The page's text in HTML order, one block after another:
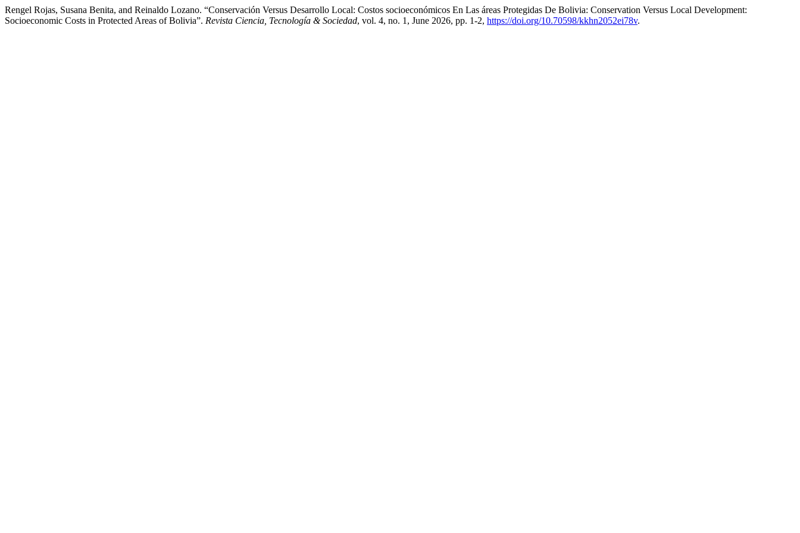
Rengel Rojas, Susana Benita, and Reinaldo Lozano. “Conservación Versus Desarrollo Local: Costos socioeconómicos En Las áreas Protegidas De Bolivia: Conservation Versus Local Development:
Socioeconomic Costs in Protected Areas of Bolivia”. Revista Ciencia, Tecnología & Sociedad, vol. 4, no. 1, June 2026, pp. 1-2, https://doi.org/10.70598/kkhn2052ei78v.